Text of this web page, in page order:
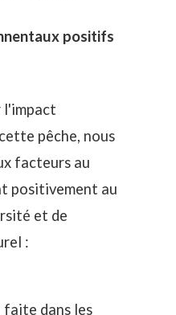
positifs
l'impact
pêche, nous
facteurs au
positivement au
et de
:
dans les